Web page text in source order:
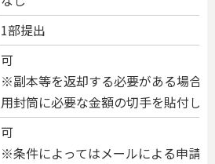
1部提出
可
※副本等を返却する必要がある場合
用封筒に必要な金額の切手を貼付し
可
※条件によってはメールによる申請